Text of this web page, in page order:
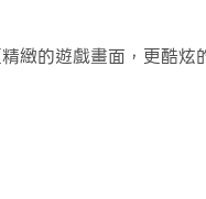
一員。
的遊戲畫面，更酷炫